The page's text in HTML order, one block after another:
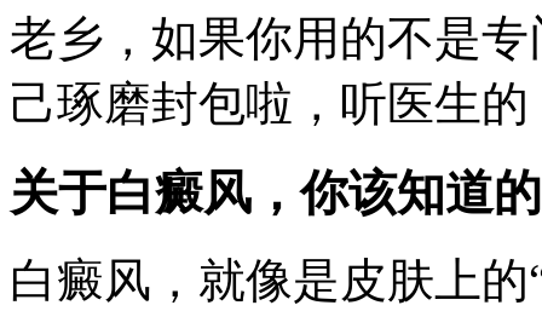
老乡，如果你用的不是
己琢磨封包啦，听医生
关于白癜风，你该知道的
白癜风，就像是皮肤上